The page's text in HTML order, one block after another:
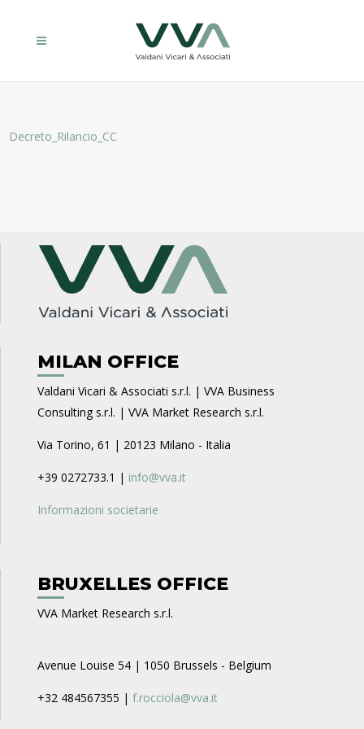
Decreto_Rilancio_CC
MILAN OFFICE
Valdani Vicari & Associati s.r.l. | VVA Business
Consulting s.r.l. | VVA Market Research s.r.l.
Via Torino, 61 | 20123 Milano - Italia
+39 0272733.1 | info@vva.it
Informazioni societarie
BRUXELLES OFFICE
VVA Market Research s.r.l.
Avenue Louise 54 | 1050 Brussels - Belgium
+32 484567355 | f.rocciola@vva.it